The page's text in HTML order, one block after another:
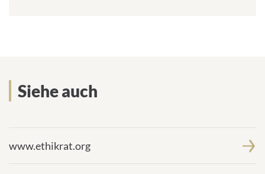
Siehe auch
www.ethikrat.org